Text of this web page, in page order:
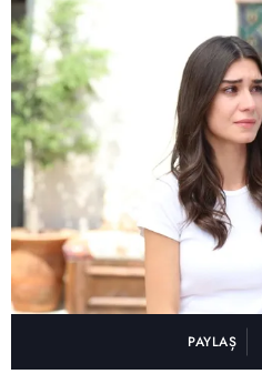
PAYLAŞ